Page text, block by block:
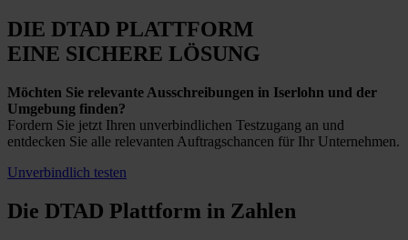
DIE DTAD PLATTFORM
EINE SICHERE LÖSUNG
Möchten Sie relevante Ausschreibungen in Iserlohn und der
Umgebung finden?
Fordern Sie jetzt Ihren unverbindlichen Testzugang an und
entdecken Sie alle relevanten Auftragschancen für Ihr Unternehmen.
Unverbindlich testen
Die DTAD Plattform in Zahlen